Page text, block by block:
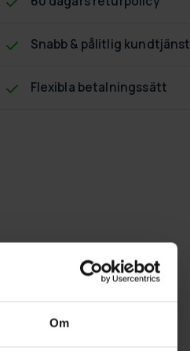
Om
Snabb & pålitlig kundtjänst
Flexibla betalningssätt